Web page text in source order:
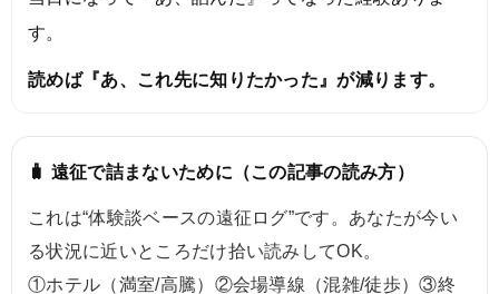
す。
読めば『あ、これ先に知りたかった』が減ります。
🧳 遠征で詰まないために（この記事の読み方）
これは“体験談ベースの遠征ログ”です。あなたが今い
る状況に近いところだけ拾い読みしてOK。
①ホテル（満室/高騰）②会場導線（混雑/徒歩）③終